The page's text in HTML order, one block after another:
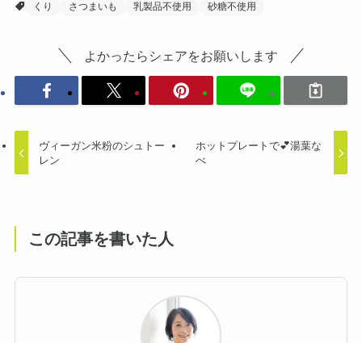
くり
さつまいも 乳製品不使用 砂糖不使用
よかったらシェアをお願いします
ヴィーガン米粉のシュトー
レン
ホットプレートで💕湯葉な
べ
この記事を書いた人